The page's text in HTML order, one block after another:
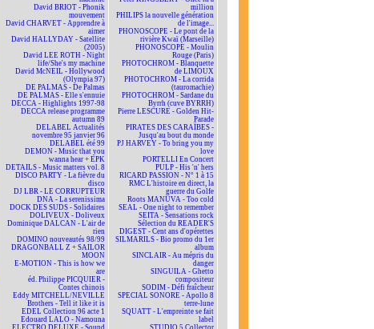
David BRIOT - Phonik
mouvement
David CHARVET - Apprendre à
aimer
David HALLYDAY - Satellite
(2005)
David LEE ROTH - Night
life/She's my machine
David McNEIL - Hollywood
(Olympia 97)
DE PALMAS - De Palmas
DE PALMAS - Elle s'ennuie
DECCA - Highlights 1997-98
DECCA release programme
autumn 89
DELABEL Actualités
novembre 95 janvier 96
DELABEL été 99
DEMON - Music that you
wanna hear + EPK
DETAILS - Music matters vol. 8
DISCO PARTY - La fièvre du
disco
DJ LBR - LE CORRUPTEUR
DNA - La serenissima
DOCK DES SUDS - Solidaires
DOLIVEUX - Doliveux
Dominique DALCAN - L'air de
rien
DOMINO nouveautés 98/99
DRAGONBALL Z + SAILOR
MOON
E-MOTION - This is how we
are
éd. Philippe PICQUIER -
Contes chinois
Eddy MITCHELL/NEVILLE
Brothers - Tell it like it is
EDEL Collection 96 acte 1
Edouard LALO - Namouna
ELECTRO DELUXE - Sound
million
PHILIPS la nouvelle génération
de l'image...
PHONOSCOPE - Le pont de la
rivière Kwaï (Marseille)
PHONOSCOPE - Moulin
Rouge (Paris)
PHOTOCHROM - Blanquette
de LIMOUX
PHOTOCHROM - La corrida
(tauromachie)
PHOTOCHROM - Sardane du
Byrrh (cuve BYRRH)
Pierre LESCURE - Golden Hit-
Parade
PIRATES DES CARAÏBES -
Jusqu'au bout du monde
PJ HARVEY - To bring you my
love
PORTELLI En Concert
PULP - His 'n' hers
RICARD PASSION - N° 1 à 15
RMC L'histoire en direct, la
guerre du Golfe
Roots MANUVA - Too cold
SEAL - One night to remember
SEITA - Sensations rock
Sélection du READER'S
DIGEST - Cent ans d'opérettes
SILMARILS - Bio promo du 1er
album
SINCLAIR - Au mépris du
danger
SINGUILA - Ghetto
compositeur
SODIM - Défi fraîcheur
SPECIAL SONORE - Apollo 8
terre-lune
SQUATT - L'empreinte se fait
label
STUDIO 5 Collector